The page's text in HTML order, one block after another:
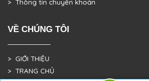
> Thông tin chuyển khoản
VỀ CHÚNG TÔI
> GIỚI THIỆU
> TRANG CHỦ